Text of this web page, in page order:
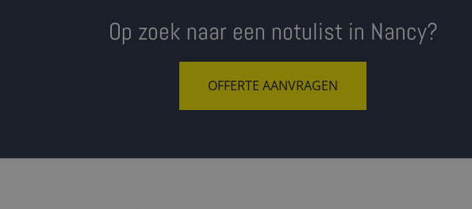
Op zoek naar een notulist in Nancy?
OFFERTE AANVRAGEN